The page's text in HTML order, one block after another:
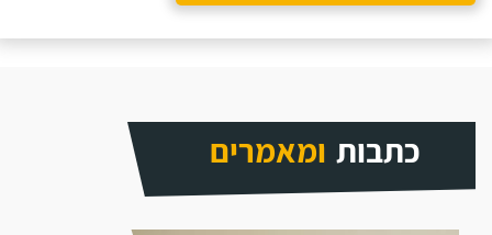
כתבות ומאמרים